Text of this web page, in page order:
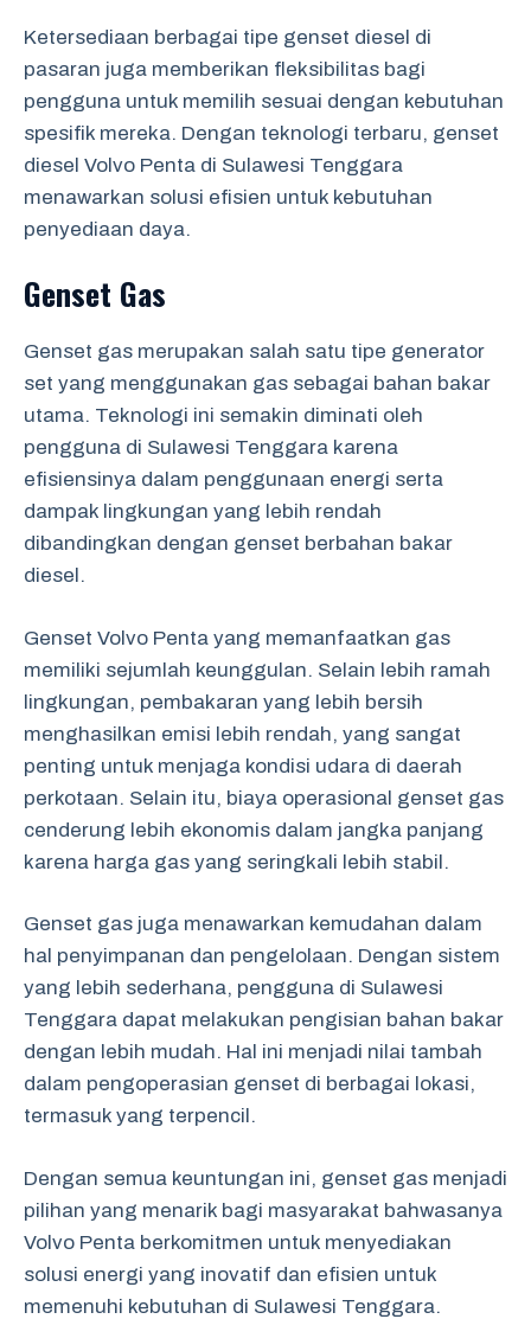
Ketersediaan berbagai tipe genset diesel di
pasaran juga memberikan fleksibilitas bagi
pengguna untuk memilih sesuai dengan kebutuhan
spesifik mereka. Dengan teknologi terbaru, genset
diesel Volvo Penta di Sulawesi Tenggara
menawarkan solusi efisien untuk kebutuhan
penyediaan daya.
Genset Gas
Genset gas merupakan salah satu tipe generator
set yang menggunakan gas sebagai bahan bakar
utama. Teknologi ini semakin diminati oleh
pengguna di Sulawesi Tenggara karena
efisiensinya dalam penggunaan energi serta
dampak lingkungan yang lebih rendah
dibandingkan dengan genset berbahan bakar
diesel.
Genset Volvo Penta yang memanfaatkan gas
memiliki sejumlah keunggulan. Selain lebih ramah
lingkungan, pembakaran yang lebih bersih
menghasilkan emisi lebih rendah, yang sangat
penting untuk menjaga kondisi udara di daerah
perkotaan. Selain itu, biaya operasional genset gas
cenderung lebih ekonomis dalam jangka panjang
karena harga gas yang seringkali lebih stabil.
Genset gas juga menawarkan kemudahan dalam
hal penyimpanan dan pengelolaan. Dengan sistem
yang lebih sederhana, pengguna di Sulawesi
Tenggara dapat melakukan pengisian bahan bakar
dengan lebih mudah. Hal ini menjadi nilai tambah
dalam pengoperasian genset di berbagai lokasi,
termasuk yang terpencil.
Dengan semua keuntungan ini, genset gas menjadi
pilihan yang menarik bagi masyarakat bahwasanya
Volvo Penta berkomitmen untuk menyediakan
solusi energi yang inovatif dan efisien untuk
memenuhi kebutuhan di Sulawesi Tenggara.